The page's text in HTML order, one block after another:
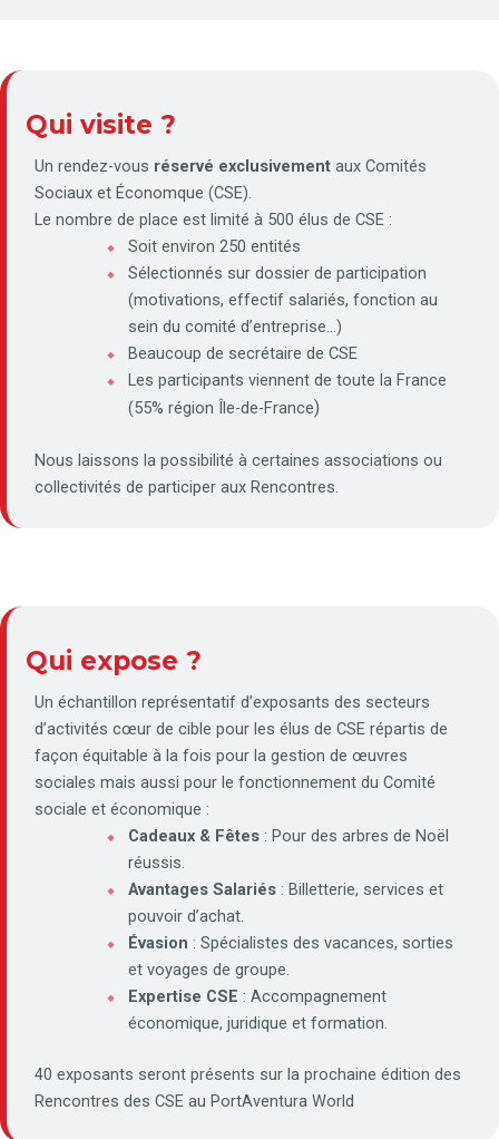
Qui visite ?
Un rendez-vous réservé exclusivement aux Comités
Sociaux et Économque (CSE).
Le nombre de place est limité à 500 élus de CSE :
Soit environ 250 entités
Sélectionnés sur dossier de participation
(motivations, effectif salariés, fonction au
sein du comité d’entreprise…)
Beaucoup de secrétaire de CSE
Les participants viennent de toute la France
(55% région Île-de-France)
Nous laissons la possibilité à certaines associations ou
collectivités de participer aux Rencontres.
Qui expose ?
Un échantillon représentatif d’exposants des secteurs
d’activités cœur de cible pour les élus de CSE répartis de
façon équitable à la fois pour la gestion de œuvres
sociales mais aussi pour le fonctionnement du Comité
sociale et économique :
Cadeaux & Fêtes: Pour des arbres de Noël
réussis.
Avantages Salariés: Billetterie, services et
pouvoir d’achat.
Évasion : Spécialistes des vacances, sorties
et voyages de groupe.
Expertise CSE : Accompagnement
économique, juridique et formation.
40 exposants seront présents sur la prochaine édition des
Rencontres des CSE au PortAventura World